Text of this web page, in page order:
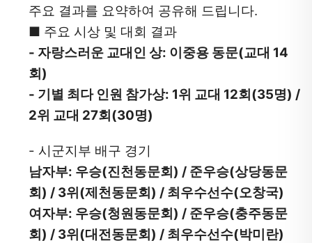
주요 결과를 요약하여 공유해 드립니다.
■ 주요 시상 및 대회 결과
- 자랑스러운 교대인 상: 이중용 동문(교대 14
회)
- 기별 최다 인원 참가상: 1위 교대 12회(35명) /
2위 교대 27회(30명)
- 시군지부 배구 경기
남자부: 우승(진천동문회) / 준우승(상당동문
회) / 3위(제천동문회) / 최우수선수(오창국)
여자부: 우승(청원동문회) / 준우승(충주동문
회) / 3위(대전동문회) / 최우수선수(박미란)